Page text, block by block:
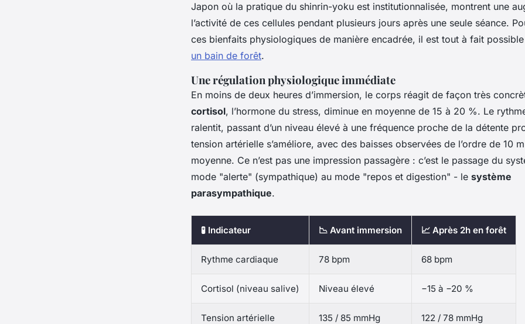
Japon où la pratique du shinrin-yoku est institutionnalisée, montrent une
l’activité de ces cellules pendant plusieurs jours après une seule séance.
ces bienfaits physiologiques de manière encadrée, il est tout à fait
un bain de forêt.
Une régulation physiologique immédiate
En moins de deux heures d’immersion, le corps réagit de façon très
cortisol, l’hormone du stress, diminue en moyenne de 15 à 20 %. Le
ralentit, passant d’un niveau élevé à une fréquence proche de la détente
tension artérielle s’améliore, avec des baisses observées de l’ordre de 10
moyenne. Ce n’est pas une impression passagère : c’est le passage du
mode "alerte" (sympathique) au mode "repos et digestion" - le système
parasympathique.
🧪 Indicateur 📉 Avant immersion 📈 Après 2h en forêt
Rythme cardiaque 78 bpm 68 bpm
Cortisol (niveau salive) Niveau élevé −15 à −20 %
Tension artérielle 135 / 85 mmHg 122 / 78 mmHg